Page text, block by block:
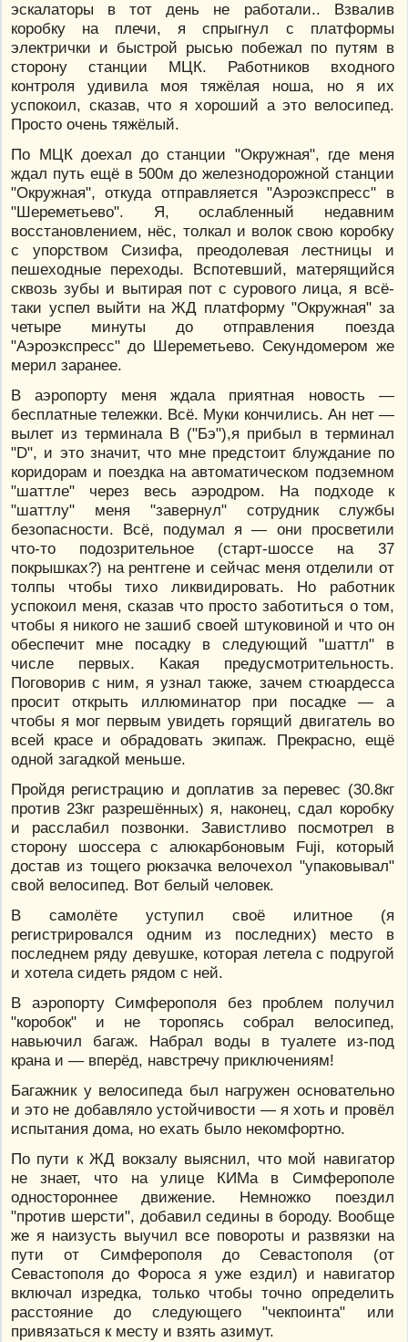
эскалаторы в тот день не работали.. Взвалив
коробку на плечи, я спрыгнул с платформы
электрички и быстрой рысью побежал по путям в
сторону станции МЦК. Работников входного
контроля удивила моя тяжёлая ноша, но я их
успокоил, сказав, что я хороший а это велосипед.
Просто очень тяжёлый.
По МЦК доехал до станции "Окружная", где меня
ждал путь ещё в 500м до железнодорожной станции
"Окружная", откуда отправляется "Аэроэкспресс" в
"Шереметьево". Я, ослабленный недавним
восстановлением, нёс, толкал и волок свою коробку
с упорством Сизифа, преодолевая лестницы и
пешеходные переходы. Вспотевший, матерящийся
сквозь зубы и вытирая пот с сурового лица, я всё-
таки успел выйти на ЖД платформу "Окружная" за
четыре минуты до отправления поезда
"Аэроэкспресс" до Шереметьево. Секундомером же
мерил заранее.
В аэропорту меня ждала приятная новость —
бесплатные тележки. Всё. Муки кончились. Ан нет —
вылет из терминала B ("Бэ"),я прибыл в терминал
"D", и это значит, что мне предстоит блуждание по
коридорам и поездка на автоматическом подземном
"шаттле" через весь аэродром. На подходе к
"шаттлу" меня "завернул" сотрудник службы
безопасности. Всё, подумал я — они просветили
что-то подозрительное (старт-шоссе на 37
покрышках?) на рентгене и сейчас меня отделили от
толпы чтобы тихо ликвидировать. Но работник
успокоил меня, сказав что просто заботиться о том,
чтобы я никого не зашиб своей штуковиной и что он
обеспечит мне посадку в следующий "шаттл" в
числе первых. Какая предусмотрительность.
Поговорив с ним, я узнал также, зачем стюардесса
просит открыть иллюминатор при посадке — а
чтобы я мог первым увидеть горящий двигатель во
всей красе и обрадовать экипаж. Прекрасно, ещё
одной загадкой меньше.
Пройдя регистрацию и доплатив за перевес (30.8кг
против 23кг разрешённых) я, наконец, сдал коробку
и расслабил позвонки. Завистливо посмотрел в
сторону шоссера с алюкарбоновым Fuji, который
достав из тощего рюкзачка велочехол "упаковывал"
свой велосипед. Вот белый человек.
В самолёте уступил своё илитное (я
регистрировался одним из последних) место в
последнем ряду девушке, которая летела с подругой
и хотела сидеть рядом с ней.
В аэропорту Симферополя без проблем получил
"коробок" и не торопясь собрал велосипед,
навьючил багаж. Набрал воды в туалете из-под
крана и — вперёд, навстречу приключениям!
Багажник у велосипеда был нагружен основательно
и это не добавляло устойчивости — я хоть и провёл
испытания дома, но ехать было некомфортно.
По пути к ЖД вокзалу выяснил, что мой навигатор
не знает, что на улице КИМа в Симферополе
одностороннее движение. Немножко поездил
"против шерсти", добавил седины в бороду. Вообще
же я наизусть выучил все повороты и развязки на
пути от Симферополя до Севастополя (от
Севастополя до Фороса я уже ездил) и навигатор
включал изредка, только чтобы точно определить
расстояние до следующего "чекпоинта" или
привязаться к месту и взять азимут.